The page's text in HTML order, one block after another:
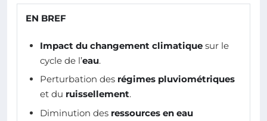
EN BREF
Impact du changement climatique sur le
cycle de l’eau.
Perturbation des régimes pluviométriques
et du ruissellement.
Diminution des ressources en eau